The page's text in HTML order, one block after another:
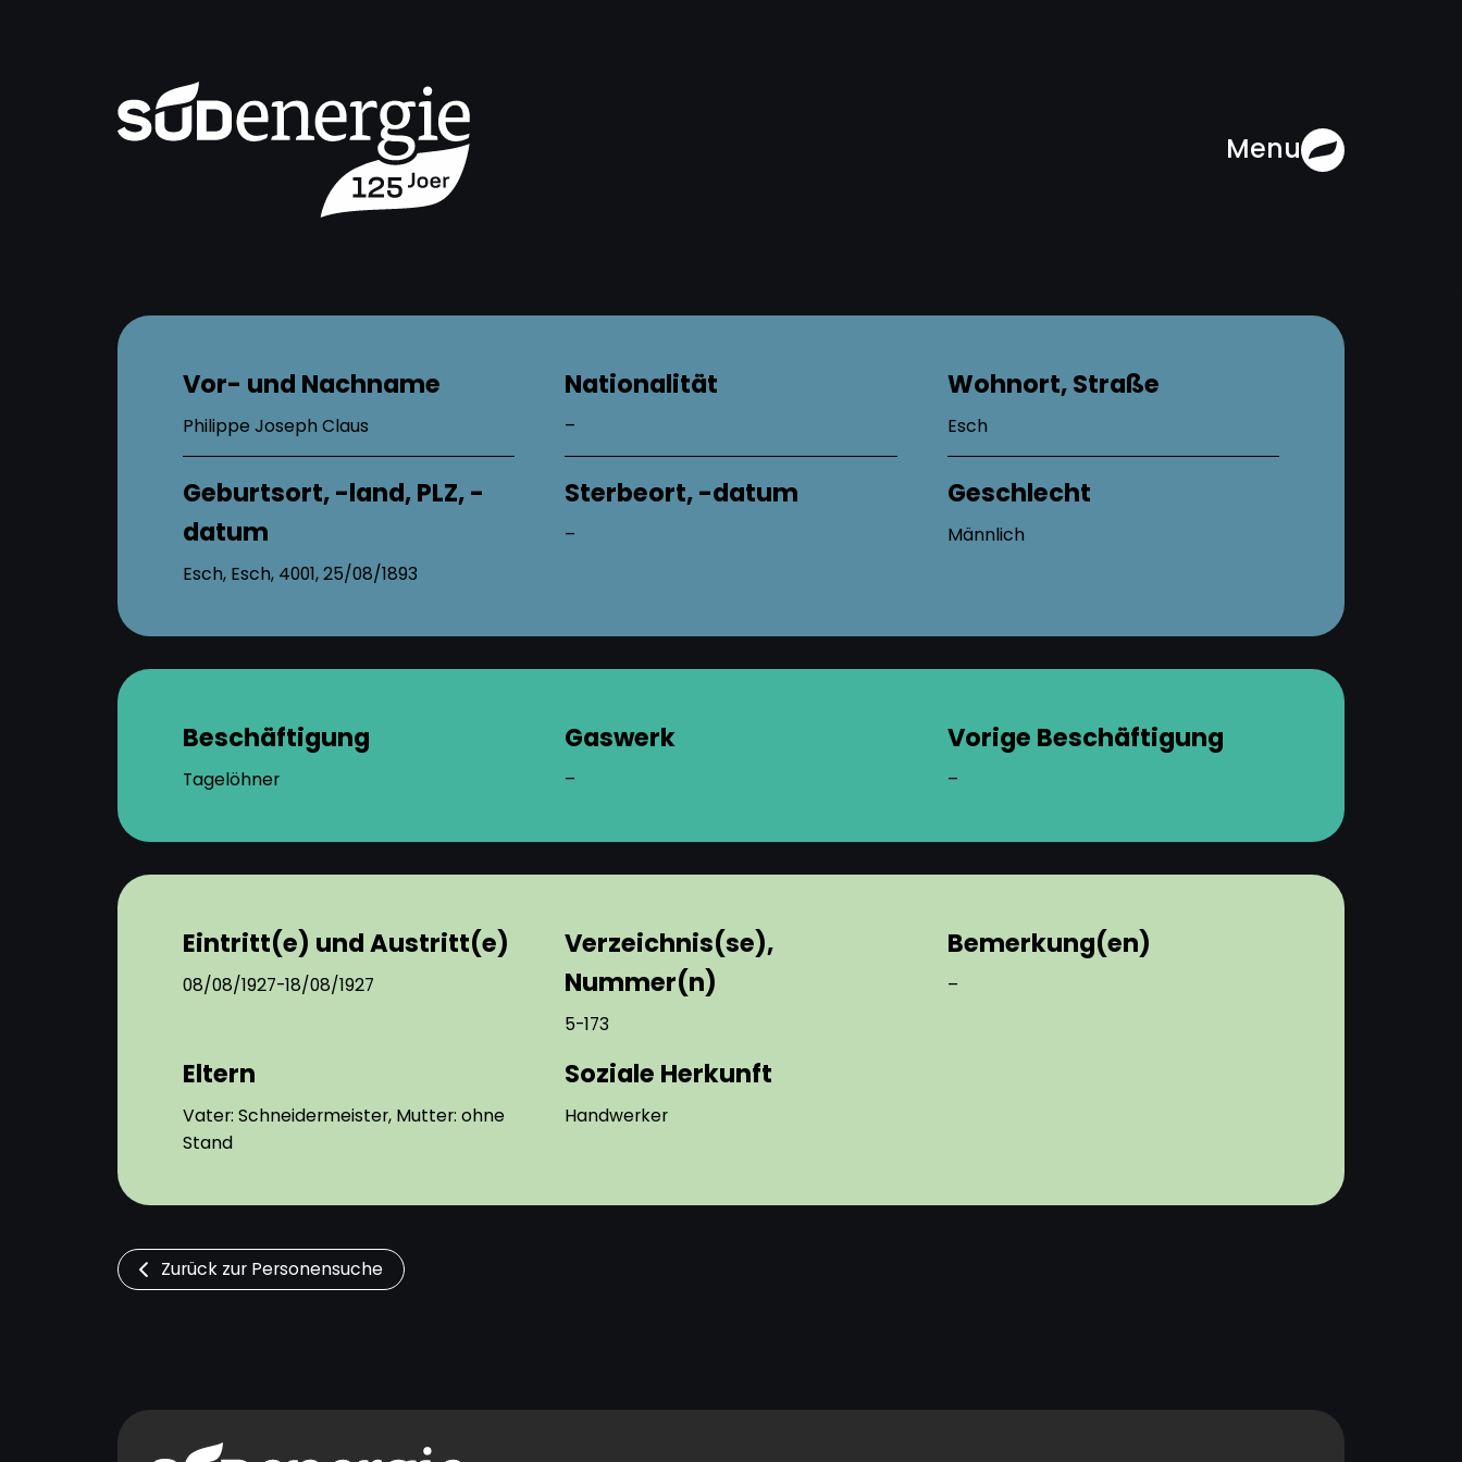
Menu
Vor- und Nachname
Philippe Joseph Claus
Geburtsort, -land, PLZ, -
datum
Esch, Esch, 4001, 25/08/1893
Nationalität
–
Sterbeort, -datum
–
Wohnort, Straße
Esch
Geschlecht
Männlich
Beschäftigung
Tagelöhner
Gaswerk
–
Vorige Beschäftigung
–
Eintritt(e) und Austritt(e)
08/08/1927-18/08/1927
Verzeichnis(se),
Nummer(n)
5-173
Bemerkung(en)
–
Eltern
Vater: Schneidermeister, Mutter: ohne
Stand
Soziale Herkunft
Handwerker
Zurück zur Personensuche